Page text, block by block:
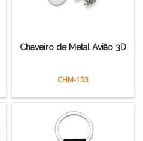
Chaveiro de Metal Avião 3D
CHM-153